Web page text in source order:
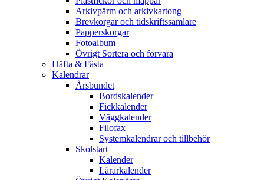
Arkivpärm och arkivkartong
Brevkorgar och tidskriftssamlare
Papperskorgar
Fotoalbum
Övrigt Sortera och förvara
Häfta & Fästa
Kalendrar
Årsbundet
Bordskalender
Fickkalender
Väggkalender
Filofax
Systemkalendrar och tillbehör
Skolstart
Kalender
Lärarkalender